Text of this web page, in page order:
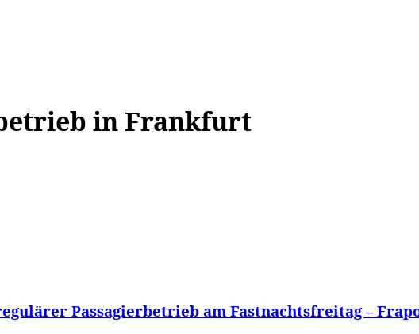
in Frankfurt
Passagierbetrieb am Fastnachtsfreitag –